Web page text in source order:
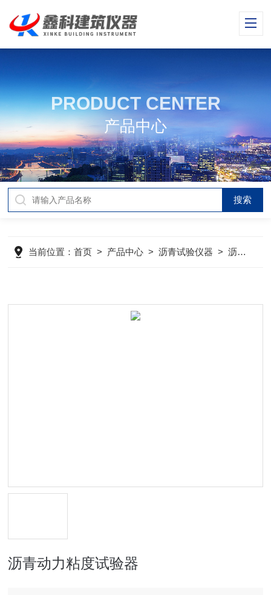
PRODUCT CENTER
产品中心
当前位置：首页 > 产品中心 >沥青试验仪器 >沥青软化点测定仪
沥青动力粘度试验器